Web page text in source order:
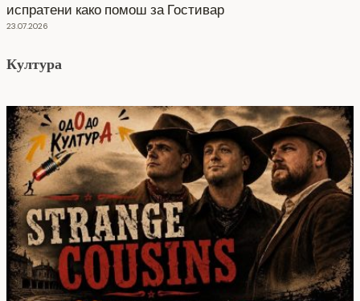
испратени како помош за Гостивар
23.07.2026
Култура